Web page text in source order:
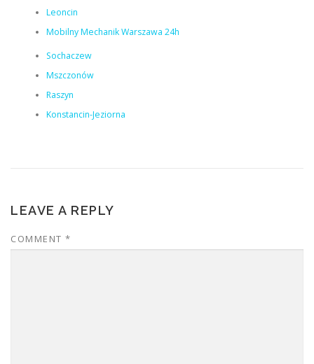
Leoncin
Mobilny Mechanik Warszawa 24h
Sochaczew
Mszczonów
Raszyn
Konstancin-Jeziorna
LEAVE A REPLY
COMMENT *